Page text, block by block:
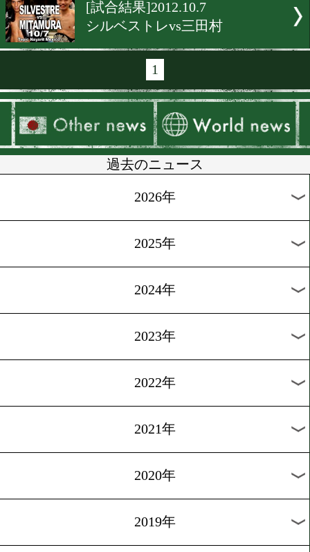
[西岡vsドネア]2012.10.10
頂上決戦の審判員
[動画ニュース]2012.10.9
ドネアもロス入り
[試合結果]2012.10.7
リナレスvsベラスケス
[試合結果]2012.10.7
亀海vsシルバ
[試合結果]2012.10.7
シルベストレvs三田村
1
過去のニュース